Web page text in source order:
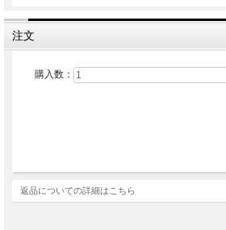
注文
購入数：
返品についての詳細はこちら